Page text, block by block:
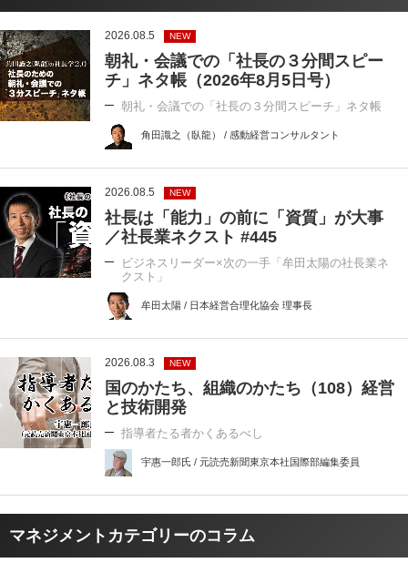
2026.08.5 NEW
朝礼・会議での「社長の３分間スピー
チ」ネタ帳（2026年8月5日号）
朝礼・会議での「社長の３分間スピーチ」ネタ帳
角田識之（臥龍） / 感動経営コンサルタント
2026.08.5 NEW
社長は「能力」の前に「資質」が大事
／社長業ネクスト #445
ビジネスリーダー×次の一手「牟田太陽の社長業ネ
クスト」
牟田太陽 / 日本経営合理化協会 理事長
2026.08.3 NEW
国のかたち、組織のかたち（108）経営
と技術開発
指導者たる者かくあるべし
宇惠一郎氏 / 元読売新聞東京本社国際部編集委員
マネジメントカテゴリーのコラム